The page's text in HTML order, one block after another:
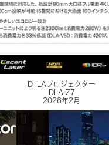
D-ILAプロジェクター
DLA-Z7
2026年2月